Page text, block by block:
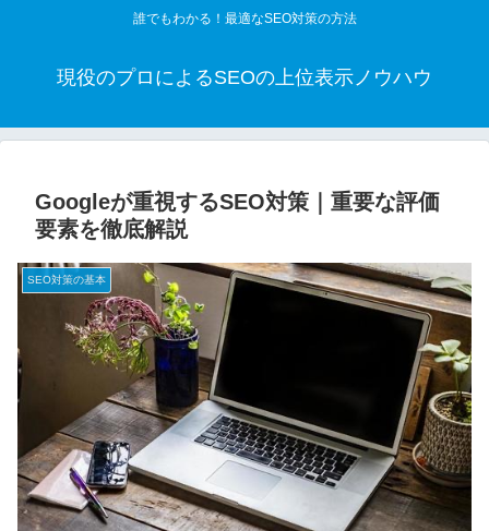
誰でもわかる！最適なSEO対策の方法
現役のプロによるSEOの上位表示ノウハウ
Googleが重視するSEO対策｜重要な評価
要素を徹底解説
SEO対策の基本